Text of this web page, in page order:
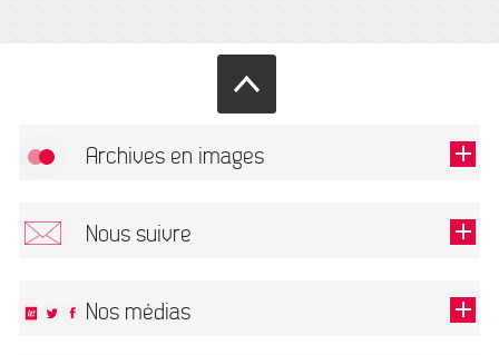
Archives en images
Nous suivre
Nos médias